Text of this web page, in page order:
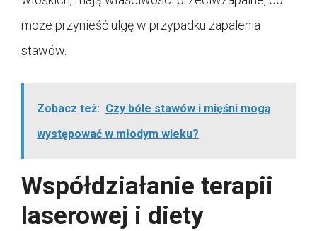
może przynieść ulgę w przypadku zapalenia
stawów.
Zobacz też: Czy bóle stawów i mięśni mogą
występować w młodym wieku?
Współdziałanie terapii
laserowej i diety